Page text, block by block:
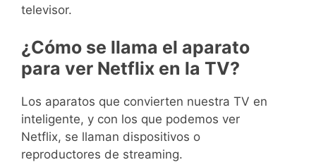
televisor.
¿Cómo se llama el aparato
para ver Netflix en la TV?
Los aparatos que convierten nuestra TV en
inteligente, y con los que podemos ver
Netflix, se llaman dispositivos o
reproductores de streaming.